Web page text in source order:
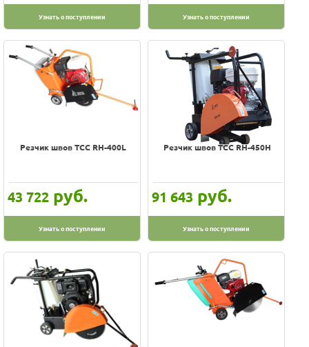
Узнать о поступлении Узнать о поступлении
Резчик швов ТСС RH-400L
43 722 руб.
Узнать о поступлении
Резчик швов ТСС RH-450H
91 643 руб.
Узнать о поступлении